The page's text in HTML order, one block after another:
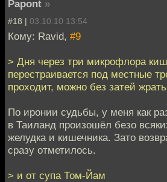
Papont »
#18 | 03.10.10 13:54
Кому: Ravid, #9
> Дня через три микрофлора
перестраивается под местные
проходит, можно без затей
По иронии судьбы, у меня как
в Таиланд произошёл безо
желудка и кишечника. Зато
сразу отметилось.
> и от супа Том-Йам